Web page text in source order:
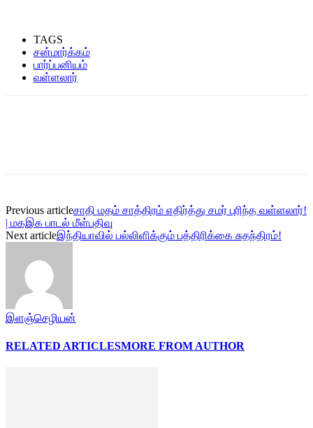
TAGS
சன்மார்க்கம்
பார்ப்பனியம்
வள்ளலார்
Previous articleசாதி மதம் சாத்திரம் எதிர்த்து சமர் புரிந்த வள்ளலார்!
| மகஇக பாடல் மீள்பதிவு
Next articleஇந்தியாவில் பல்லிளிக்கும் பத்திரிக்கை சுதந்திரம்!
இளஞ்செழியன்
RELATED ARTICLESMORE FROM AUTHOR